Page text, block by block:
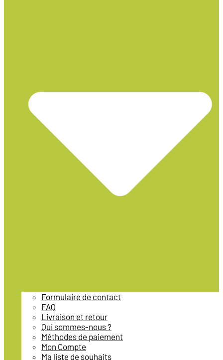
Formulaire de contact
FAQ
Livraison et retour
Qui sommes-nous ?
Méthodes de paiement
Mon Compte
Ma liste de souhaits